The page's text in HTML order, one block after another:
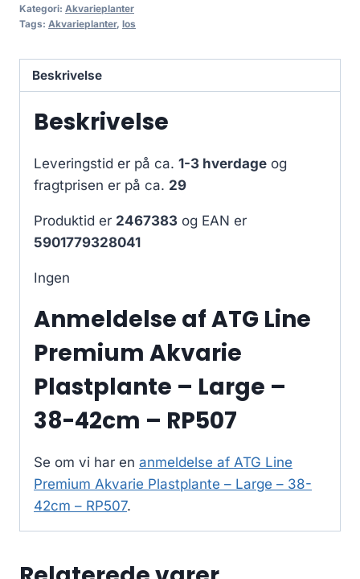
Kategori: Akvarieplanter
Tags: Akvarieplanter, los
Beskrivelse
Beskrivelse
Leveringstid er på ca. 1-3 hverdage og
fragtprisen er på ca. 29
Produktid er 2467383 og EAN er
5901779328041
Ingen
Anmeldelse af ATG Line
Premium Akvarie
Plastplante – Large –
38-42cm – RP507
Se om vi har en anmeldelse af ATG Line
Premium Akvarie Plastplante – Large – 38-
42cm – RP507.